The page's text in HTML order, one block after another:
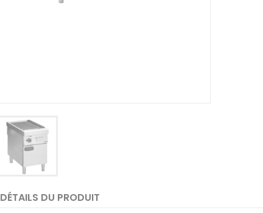
DÉTAILS DU PRODUIT